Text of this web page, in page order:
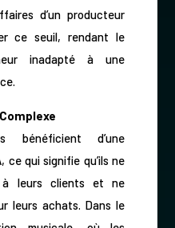
d’un producteur
ce seuil, rendant le
inadapté à une
bénéficient d’une
ce qui signifie qu’ils ne
leurs clients et ne
leurs achats. Dans le